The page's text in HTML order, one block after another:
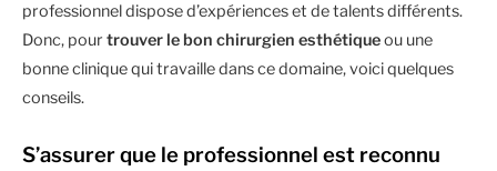
professionnel dispose d’expériences et de talents différents.
Donc, pour trouver le bon chirurgien esthétiqueou une
bonne clinique qui travaille dans ce domaine, voici quelques
conseils.
S’assurer que le professionnel est reconnu